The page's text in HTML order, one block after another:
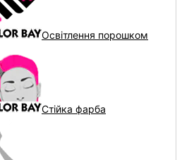
Освітлення порошком
Стійка фарба